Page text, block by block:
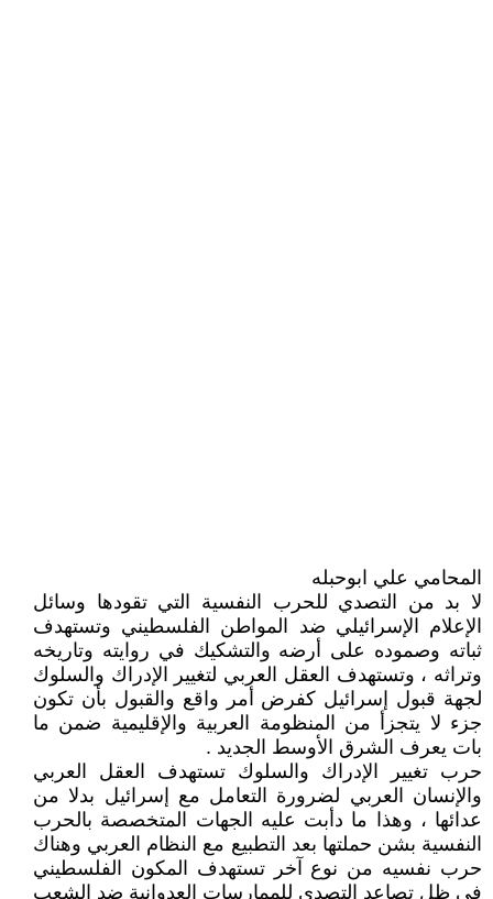
المحامي علي ابوحبله
لا بد من التصدي للحرب النفسية التي تقودها وسائل
الإعلام الإسرائيلي ضد المواطن الفلسطيني وتستهدف
ثباته وصموده على أرضه والتشكيك في روايته وتاريخه
وتراثه ، وتستهدف العقل العربي لتغيير الإدراك والسلوك
لجهة قبول إسرائيل كفرض أمر واقع والقبول بأن تكون
جزء لا يتجزأ من المنظومة العربية والإقليمية ضمن ما
بات يعرف الشرق الأوسط الجديد .
حرب تغيير الإدراك والسلوك تستهدف العقل العربي
والإنسان العربي لضرورة التعامل مع إسرائيل بدلا من
عدائها ، وهذا ما دأبت عليه الجهات المتخصصة بالحرب
النفسية بشن حملتها بعد التطبيع مع النظام العربي وهناك
حرب نفسيه من نوع آخر تستهدف المكون الفلسطيني
في ظل تصاعد التصدي للممارسات العدوانية ضد الشعب